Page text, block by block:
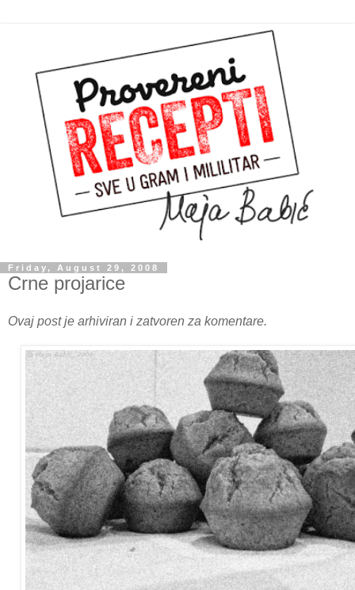
Friday, August 29, 2008
Crne projarice
Ovaj post je arhiviran i zatvoren za komentare.